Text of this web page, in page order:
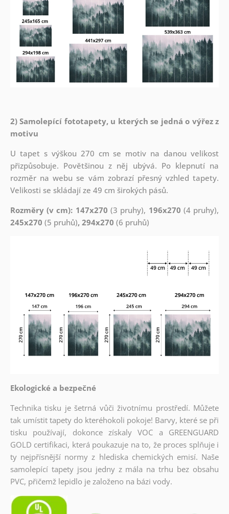
2) Samolepící fototapety, u kterých se jedná o výřez z
motivu
U tapet s výškou 270 cm se motiv na danou velikost
přizpůsobuje. Povětšinou z něj ubývá. Po klepnutí na
rozměr na webu se vám zobrazí přesný vzhled tapety.
Velikosti se skládají ze 49 cm širokých pásů.
Rozměry (v cm): 147x270 (3 pruhy), 196x270 (4 pruhy),
245x270 (5 pruhů), 294x270 (6 pruhů)
Ekologické a bezpečné
Technika tisku je šetrná vůči životnímu prostředí. Můžete
tak umístit tapety do kteréhokoli pokoje! Barvy, které se při
tisku používají, dokonce získaly VOC a GREENGUARD
GOLD certifikaci, která poukazuje na to, že proces splňuje i
ty nejpřísnější normy z hlediska chemických emisí. Naše
samolepící tapety jsou jedny z mála na trhu bez obsahu
PVC, přičemž lepidlo je založeno na bázi vody.